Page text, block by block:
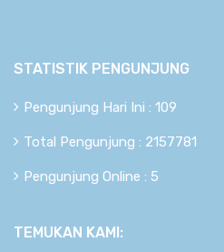
STATISTIK PENGUNJUNG
Pengunjung Hari Ini : 109
Total Pengunjung : 2157781
Pengunjung Online : 5
TEMUKAN KAMI: